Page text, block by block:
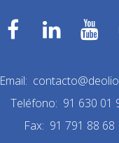
Email:
Teléfono: 91 630 01
Fax: 91 791 88 68